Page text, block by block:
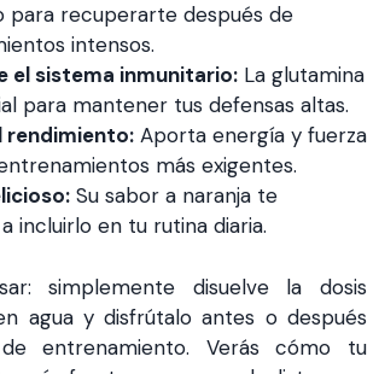
para recuperarte después de
intensos.
el sistema inmunitario: La glutamina
para mantener tus defensas altas.
rendimiento: Aporta energía y fuerza
más exigentes.
Su sabor a naranja te
incluirlo en tu rutina diaria.
simplemente disuelve la dosis
agua y disfrútalo antes o después
entrenamiento. Verás cómo tu